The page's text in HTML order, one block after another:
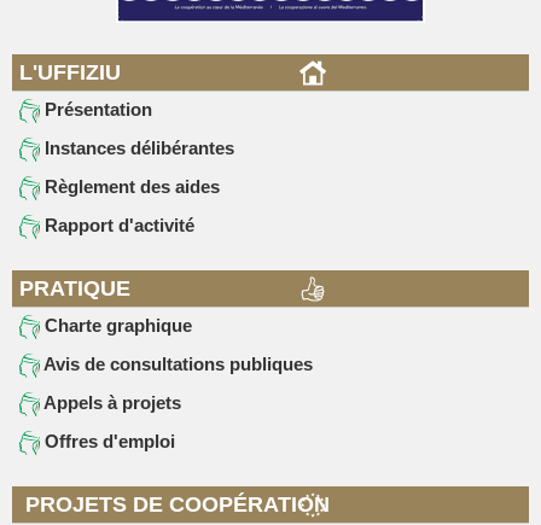
L'UFFIZIU
Présentation
Instances délibérantes
Règlement des aides
Rapport d'activité
PRATIQUE
Charte graphique
Avis de consultations publiques
Appels à projets
Offres d'emploi
PROJETS DE COOPÉRATION